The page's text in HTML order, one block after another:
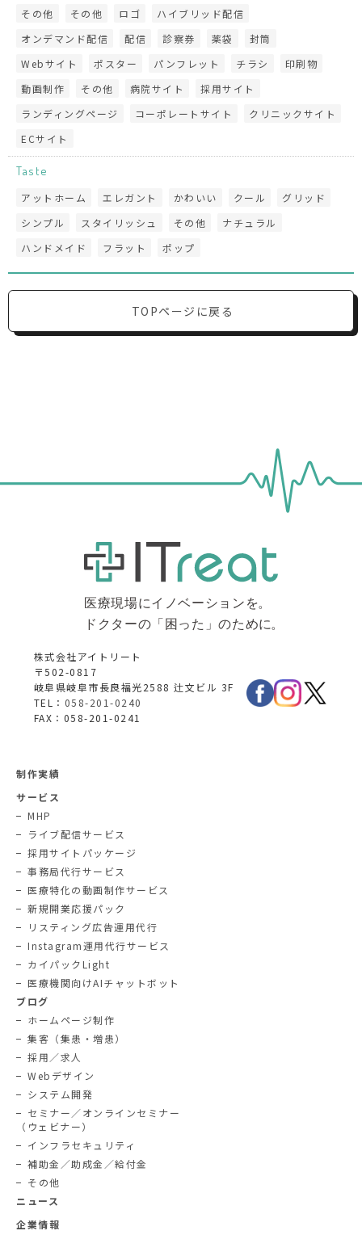
その他
その他 ロゴ
ハイブリッド配信
オンデマンド配信
配信 診察券 薬袋
封筒
Webサイト
ポスター パンフレット チラシ
印刷物
動画制作
その他 病院サイト
採用サイト
ランディングページ
コーポレートサイト
クリニックサイト
ECサイト
Taste
アットホーム エレガント かわいい クール
グリッド
シンプル
スタイリッシュ その他
ナチュラル
ハンドメイド
フラット ポップ
TOPページに戻る
株式会社アイトリート
〒502-0817
岐阜県岐阜市長良福光2588 辻文ビル 3F
TEL： 058-201-0240
FAX：058-201-0241
制作実績
サービス
MHP
ライブ配信サービス
採用サイトパッケージ
事務局代行サービス
医療特化の動画制作サービス
新規開業応援パック
リスティング広告運用代行
Instagram運用代行サービス
カイパックLight
医療機関向けAIチャットボット
ブログ
ホームページ制作
集客（集患・増患）
採用／求人
Webデザイン
システム開発
セミナー／オンラインセミナー
（ウェビナー）
インフラセキュリティ
補助金／助成金／給付金
その他
ニュース
企業情報